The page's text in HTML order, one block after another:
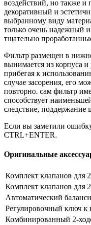
воздействий, но также и
декоративный и
выбранному виду
только очень надежный
тщательно
Фильтр размещен в
вынимается из корпуса и
прибегая к
случае засорения, его
повторно. сам фильтр
способствует
следствие, поддержание
Если вы заметили
CTRL+ENTER.
Оригинальные
Комплект клапанов для
Комплект клапанов для
Автоматический
Регулировочный ключ к
Комбинированный 2-